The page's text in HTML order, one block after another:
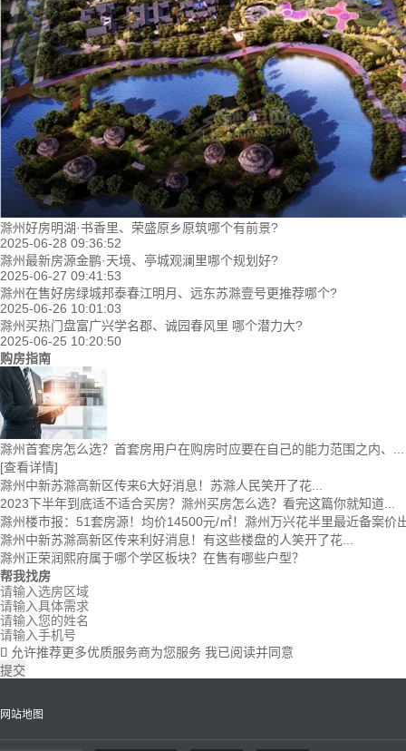
滁州好房明湖·书香里、荣盛原乡原筑哪个有前景?
2025-06-28 09:36:52
滁州最新房源金鹏·天境、亭城观澜里哪个规划好?
2025-06-27 09:41:53
滁州在售好房绿城邦泰春江明月、远东苏滁壹号更推荐哪个?
2025-06-26 10:01:03
滁州买热门盘富广兴学名郡、诚园春风里 哪个潜力大?
2025-06-25 10:20:50
购房指南
滁州首套房怎么选？首套房用户在购房时应要在自己的能力范围之内、...
[查看详情]
滁州中新苏滁高新区传来6大好消息！苏滁人民笑开了花...
2023下半年到底适不适合买房？滁州买房怎么选？看完这篇你就知道...
滁州楼市报：51套房源！均价14500元/㎡！滁州万兴花半里最近备案价
滁州中新苏滁高新区传来利好消息！有这些楼盘的人笑开了花...
滁州正荣润熙府属于哪个学区板块？在售有哪些户型？
帮我找房
 允许推荐更多优质服务商为您服务 我已阅读并同意
提交
网站地图